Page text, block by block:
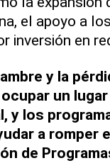
el apoyo a
inversión en
y la
un
y los
a romper
de